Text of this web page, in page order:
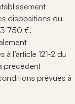
dispositions du
3 750 €.
l’article 121-2 du
précédent
prévues à